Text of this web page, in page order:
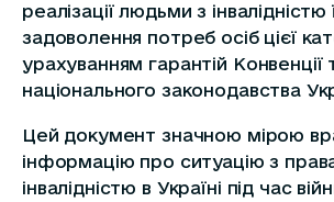
реалізації людьми з інвалідністю
задоволення потреб осіб цієї
урахуванням гарантій Конвенції
національного законодавства
Цей документ значною мірою
інформацію про ситуацію з
інвалідністю в Україні під час